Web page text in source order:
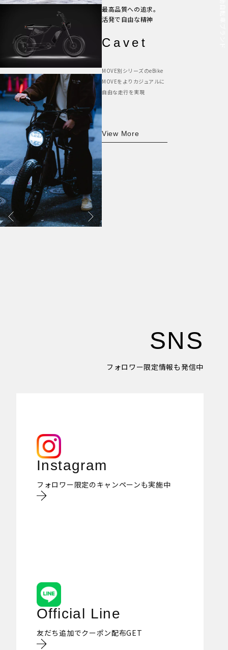
最高品質への追求。
活発で自由な精神
Cavet
MOVE別シリーズのeBike
MOVEをよりカジュアルに
自由な走行を実現
View More
SNS
フォロワー限定情報も発信中
Instagram
フォロワー限定のキャンペーンも実施中
Official Line
友だち追加でクーポン配布GET